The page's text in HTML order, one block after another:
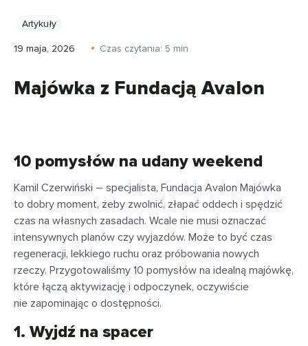
Artykuły
19 maja, 2026 Czas czytania: 5 min
Majówka z Fundacją Avalon
10 pomysłów na udany weekend
Kamil Czerwiński – specjalista, Fundacja Avalon Majówka
to dobry moment, żeby zwolnić, złapać oddech i spędzić
czas na własnych zasadach. Wcale nie musi oznaczać
intensywnych planów czy wyjazdów. Może to być czas
regeneracji, lekkiego ruchu oraz próbowania nowych
rzeczy. Przygotowaliśmy 10 pomysłów na idealną majówkę,
które łączą aktywizację i odpoczynek, oczywiście
nie zapominając o dostępności.
1. Wyjdź na spacer